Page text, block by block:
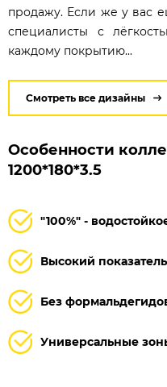
продажу. Если же у вас
специалисты с
каждому покрытию...
Смотреть все дизайны
Особенности
1200*180*3.5
"100%" -
Высокий
Без
Универсальные